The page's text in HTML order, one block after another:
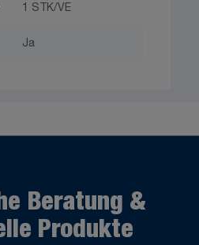
1 STK/VE
Ja
Beratung &
Produkte